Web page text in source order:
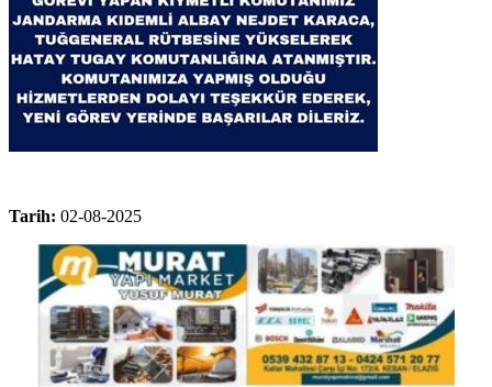
Tarih: 02-08-2025